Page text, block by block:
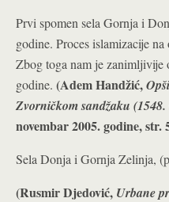
Prvi spomen sela Gornja i
godine. Proces islamizacije
Zbog toga nam je zanimljivije
godine. (Adem Handžić,
Zvorničkom sandžaku
novembar 2005. godine, str.
Sela Donja i Gornja Zelinja,
(Rusmir Djedović, Urbane